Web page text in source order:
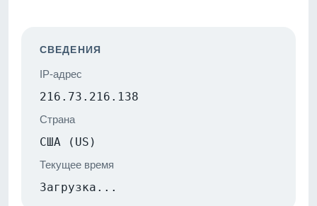
СВЕДЕНИЯ
IP-адрес
216.73.216.138
Страна
США (US)
Текущее время
Загрузка...